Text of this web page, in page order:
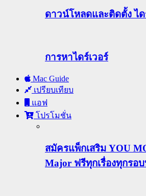
ดาวน์โหลดและติดตั้ง ได
การหาไดร์เวอร์
Mac Guide
เปรียบเทียบ
แอฟ
โปรโมชั่น
สมัครแพ็กเสริม YOU
Major ฟรีทุกเรื่องทุกรอ